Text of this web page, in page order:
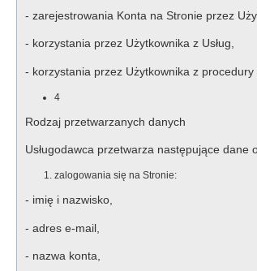
- zarejestrowania Konta na Stronie przez
- korzystania przez Użytkownika z Usług,
- korzystania przez Użytkownika z
4
Rodzaj przetwarzanych danych
Usługodawca przetwarza następujące
zalogowania się na Stronie:
- imię i nazwisko,
- adres e-mail,
- nazwa konta,